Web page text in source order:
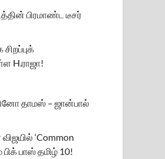
பிரமாண்ட டீசர்
H.ராஜா!
தாமஸ் – ஜான்பால்
‘Common
பிக் பாஸ் தமிழ் 10!